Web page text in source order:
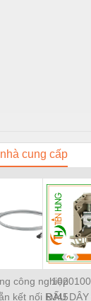
cung cấp
công nghiệp
kết nối RJ45
ĐẤU